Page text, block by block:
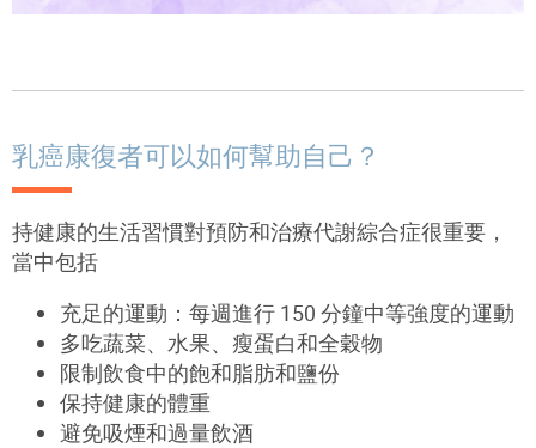
乳癌康復者可以如何幫助自己？
持健康的生活習慣對預防和治療代謝綜合症很重要，
當中包括
充足的運動：每週進行 150 分鐘中等強度的運動
多吃蔬菜、水果、瘦蛋白和全穀物
限制飲食中的飽和脂肪和鹽份
保持健康的體重
避免吸煙和過量飲酒